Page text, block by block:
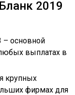
2019
– основной
выплатах в
крупных
фирмах для